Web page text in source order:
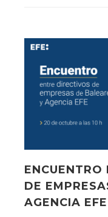
ENCUENTRO
DE
AGENCIA EFE